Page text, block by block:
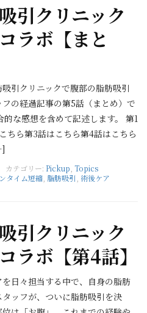
引クリニック
ラボ【まと
引クリニックで腹部の脂肪吸引
の経過記事の第5話（まとめ）で
的な感想を含めて記述します。 第1
ちら第3話はこちら第4話はこちら
カテゴリー: Pickup Topics
タイム短縮 脂肪吸引 術後ケア
引クリニック
ラボ【第4話】
日々担当する中で、自身の脂肪
ッフが、ついに脂肪吸引を決